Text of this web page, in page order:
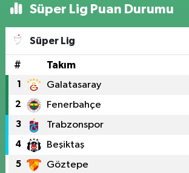
Süper Lig Puan Durumu
Süper Lig
# Takım
1 Galatasaray
2 Fenerbahçe
3 Trabzonspor
4 Beşiktaş
5 Göztepe